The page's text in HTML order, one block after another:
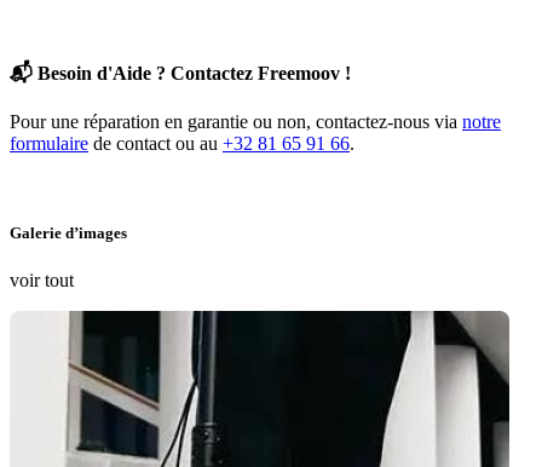
📬 Besoin d'Aide ? Contactez Freemoov !
Pour une réparation en garantie ou non, contactez-nous via notre
formulaire de contact ou au +32 81 65 91 66.
Galerie d’images
voir tout